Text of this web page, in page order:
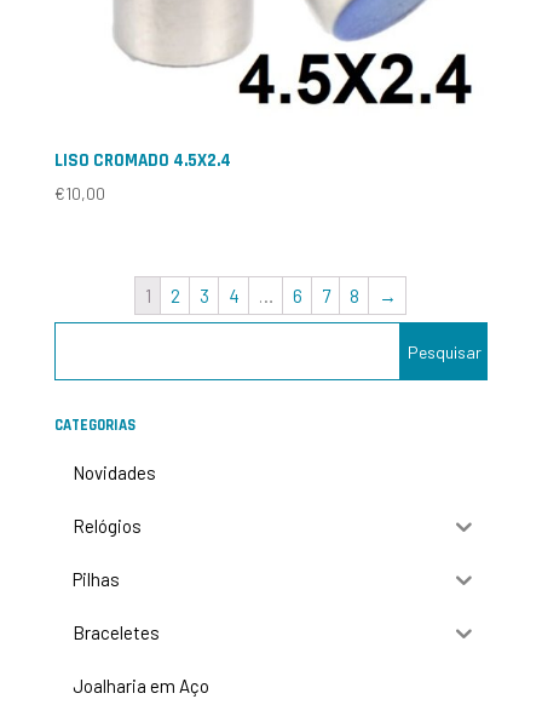
LISO CROMADO 4.5X2.4
€10,00
1 2 3 4 … 6 7 8 →
CATEGORIAS
Novidades
Relógios
Pilhas
Braceletes
Joalharia em Aço